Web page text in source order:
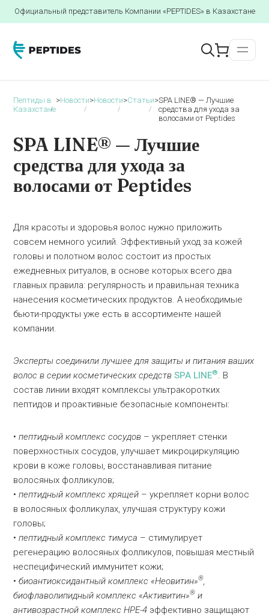
Официальный представитель Компании «PEPTIDES» в Казахстане
Пептиды в
Казахстане
>Новости>Новости>Статьи>SPA LINE® — Лучшие
средства для ухода за
волосами от Peptides
SPA LINE® — Лучшие
средства для ухода за
волосами от Peptides
Для красоты и здоровья волос нужно приложить
совсем немного усилий. Эффективный уход за кожей
головы и полотном волос состоит из простых
ежедневных ритуалов, в основе которых всего два
главных правила: регулярность и правильная техника
нанесения косметических продуктов. А необходимые
бьюти-продукты уже есть в ассортименте нашей
компании.
Эксперты соединили лучшее для защиты и питания ваших
волос в серии косметических средствSPA LINE®. В
состав линии входят комплексы ультракоротких
пептидов и проактивные безопасные компоненты:
•пептидный комплекс сосудов – укрепляет стенки
поверхностных сосудов, улучшает микроциркуляцию
крови в коже головы, восстанавливая питание
волосяных фолликулов;
•пептидный комплекс хрящей – укрепляет корни волос
в волосяных фолликулах, улучшая структуру кожи
головы;
•пептидный комплекс тимуса – стимулирует
регенерацию волосяных фолликулов, повышая местный
неспецифический иммунитет кожи;
•биоантиоксидантный комплекс «Неовитин»®,
биофлаволипидный комплекс «Активитин»® и
антивозрастной комплекс HPE-4 эффективно защищают